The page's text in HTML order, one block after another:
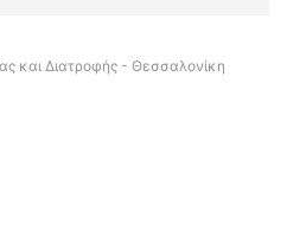
και Διατροφής - Θεσσαλονίκη